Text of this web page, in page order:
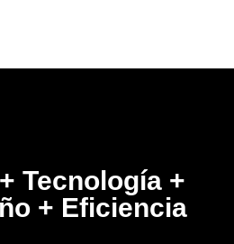
Tecnología +
+ Eficiencia